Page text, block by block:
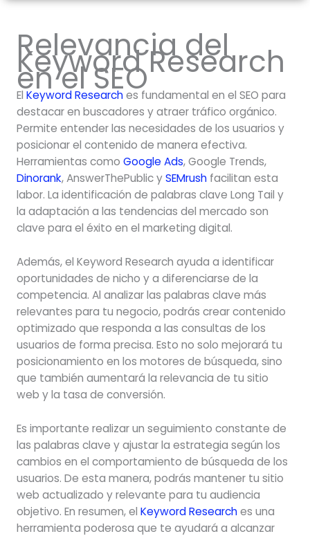
Relevancia del
Keyword Research
en el SEO
El Keyword Researches fundamental en el SEO para
destacar en buscadores y atraer tráfico orgánico.
Permite entender las necesidades de los usuarios y
posicionar el contenido de manera efectiva.
Herramientas como Google Ads, Google Trends,
Dinorank, AnswerThePublic ySEMrush facilitan esta
labor. La identificación de palabras clave Long Tail y
la adaptación a las tendencias del mercado son
clave para el éxito en el marketing digital.
Además, el Keyword Research ayuda a identificar
oportunidades de nicho y a diferenciarse de la
competencia. Al analizar las palabras clave más
relevantes para tu negocio, podrás crear contenido
optimizado que responda a las consultas de los
usuarios de forma precisa. Esto no solo mejorará tu
posicionamiento en los motores de búsqueda, sino
que también aumentará la relevancia de tu sitio
web y la tasa de conversión.
Es importante realizar un seguimiento constante de
las palabras clave y ajustar la estrategia según los
cambios en el comportamiento de búsqueda de los
usuarios. De esta manera, podrás mantener tu sitio
web actualizado y relevante para tu audiencia
objetivo. En resumen, el Keyword Researches una
herramienta poderosa que te ayudará a alcanzar